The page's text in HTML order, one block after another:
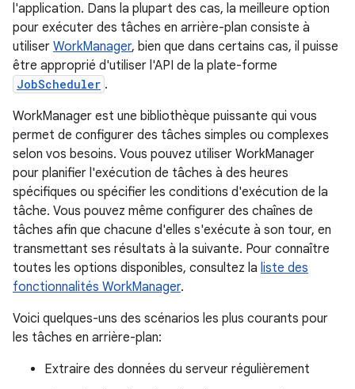
l'application. Dans la plupart des cas, la meilleure option
pour exécuter des tâches en arrière-plan consiste à
utiliser WorkManager, bien que dans certains cas, il puisse
être approprié d'utiliser l'API de la plate-forme
JobScheduler .
WorkManager est une bibliothèque puissante qui vous
permet de configurer des tâches simples ou complexes
selon vos besoins. Vous pouvez utiliser WorkManager
pour planifier l'exécution de tâches à des heures
spécifiques ou spécifier les conditions d'exécution de la
tâche. Vous pouvez même configurer des chaînes de
tâches afin que chacune d'elles s'exécute à son tour, en
transmettant ses résultats à la suivante. Pour connaître
toutes les options disponibles, consultez la liste des
fonctionnalités WorkManager.
Voici quelques-uns des scénarios les plus courants pour
les tâches en arrière-plan:
Extraire des données du serveur régulièrement